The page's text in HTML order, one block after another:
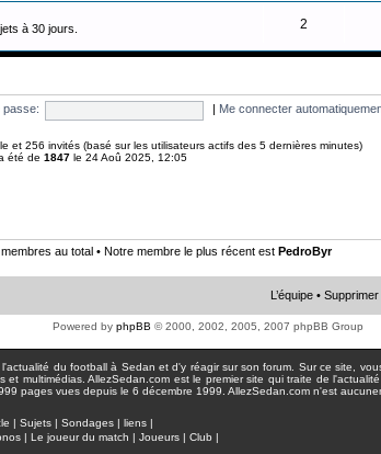
à 30 jours.
2
passe: Me connecter
et 256 invités (basé sur les utilisateurs actifs des 5 dernières minutes)
été de 1847 le 24 Aoû 2025, 12:05
membres au total • Notre membre le plus récent est PedroByr
L’équipe •
Powered by phpBB © 2000, 2002, 2005, 2007 phpBB Group
du football à Sedan et d'y réagir sur son forum. Sur ce site,
multimédias. AllezSedan.com est le premier site qui traite de
pages vues depuis le 6 décembre 1999. AllezSedan.com n'est
| Sujets | Sondages | liens |
| Le joueur du match | Joueurs | Club |